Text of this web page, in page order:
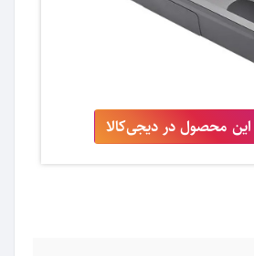
محصول در دیجی‌کالا